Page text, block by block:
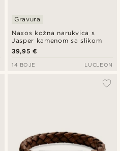
Naxos kožna narukvica s
Jasper kamenom sa slikom
Gravura
39,95 €
14 BOJE LUCLEON